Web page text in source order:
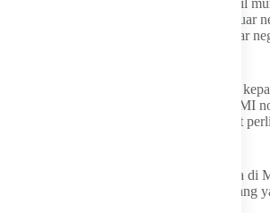
“Saya minta KP2MI untuk menekan sekecil
kasus pengiriman PMI non prosedural ke luar
memperketat pengawasan pintu-pintu keluar
“Saya minta KP2MI melakukan sosialisasi
untuk menolak setiap ajakan pengiriman PMI
karena PMI non prosedural tidak mendapat
Sebelumnya, YY dianiaya oleh majikannya di
Kepolisian Malaysia menangkap empat orang